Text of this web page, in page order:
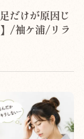
だけが原因じ
/袖ケ浦/リラ